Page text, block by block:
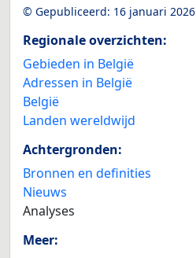
© Gepubliceerd: 16 januari 2026
Regionale overzichten:
Gebieden in België
Adressen in België
België
Landen wereldwijd
Achtergronden:
Bronnen en definities
Nieuws
Analyses
Meer: